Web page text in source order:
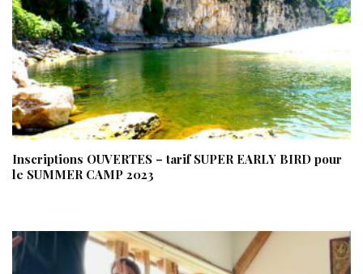
Inscriptions OUVERTES – tarif SUPER EARLY BIRD pour
le SUMMER CAMP 2023